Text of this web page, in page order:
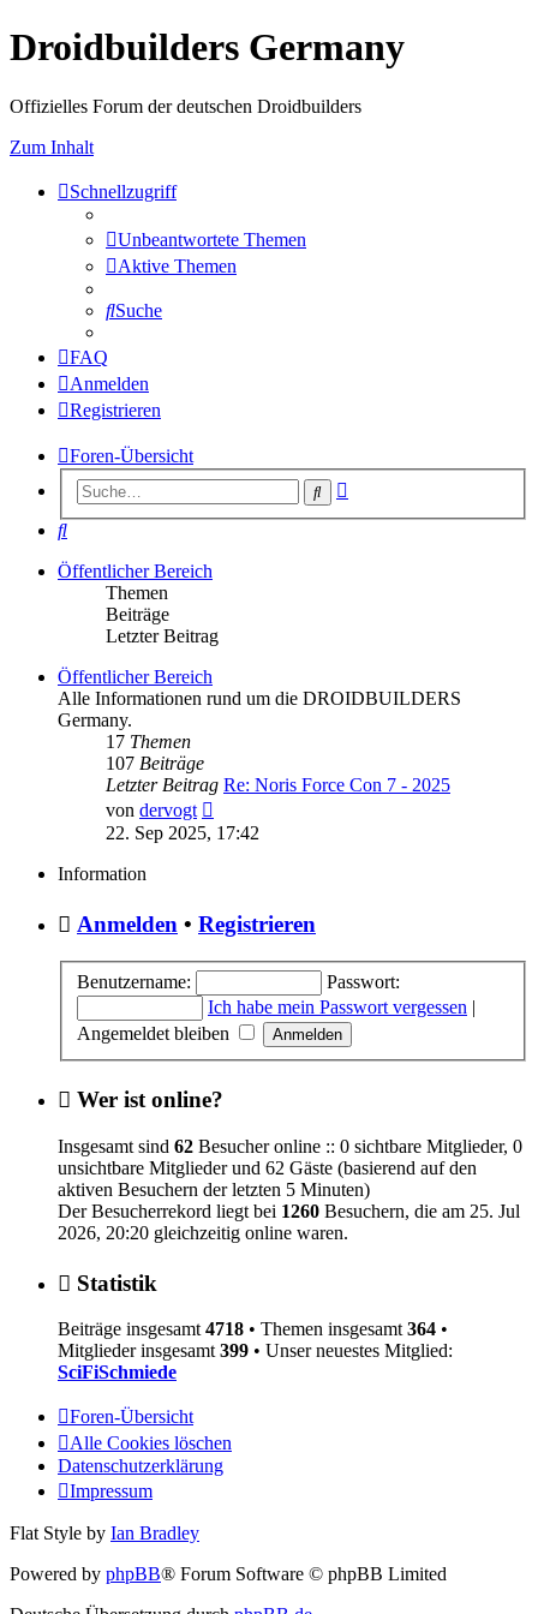
Droidbuilders Germany
Offizielles Forum der deutschen Droidbuilders
Zum Inhalt
Schnellzugriff
Unbeantwortete Themen
Aktive Themen
Suche
FAQ
Anmelden
Registrieren
Foren-Übersicht
Suche
Suche
Öffentlicher Bereich
Themen
Beiträge
Letzter Beitrag
Öffentlicher Bereich
Alle Informationen rund um die DROIDBUILDERS
Germany.
17 Themen
107 Beiträge
Letzter Beitrag Re: Noris Force Con 7 - 2025
von dervogt
Beitrag
22. Sep 2025, 17:42
Information
Anmelden • Registrieren
Benutzername:
Passwort:
Ich habe mein Passwort vergessen |
Angemeldet bleiben
Wer ist online?
Insgesamt sind 62 Besucher online :: 0 sichtbare Mitglieder, 0
unsichtbare Mitglieder und 62 Gäste (basierend auf den
aktiven Besuchern der letzten 5 Minuten)
Der Besucherrekord liegt bei 1260 Besuchern, die am 25. Jul
2026, 20:20 gleichzeitig online waren.
Statistik
Beiträge insgesamt 4718 • Themen insgesamt 364 •
Mitglieder insgesamt 399 • Unser neuestes Mitglied:
SciFiSchmiede
Foren-Übersicht
Alle Cookies löschen
Datenschutzerklärung
Impressum
Flat Style by Ian Bradley
Powered by phpBB® Forum Software © phpBB Limited